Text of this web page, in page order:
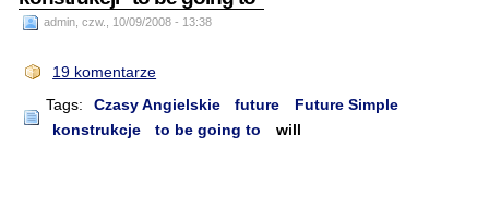
admin, czw., 10/09/2008 - 13:38
19 komentarze
Tags:
Czasy Angielskie future
Future Simple
konstrukcje
to be going to will